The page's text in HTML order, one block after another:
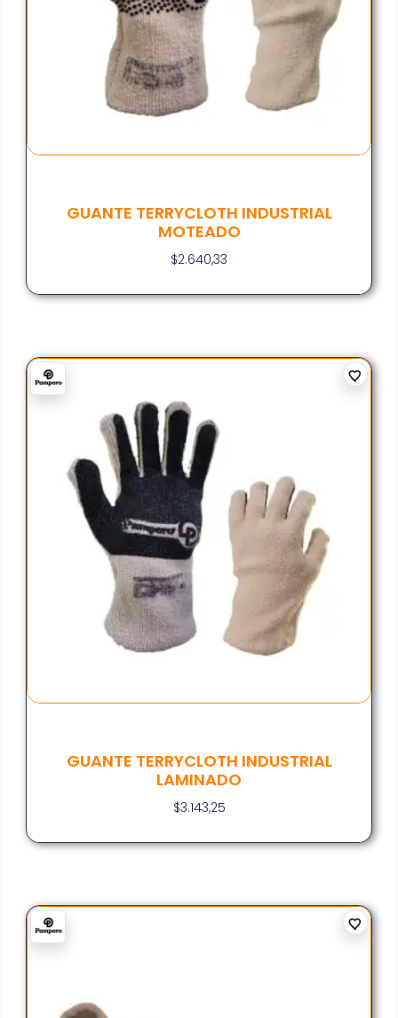
GUANTE TERRYCLOTH INDUSTRIAL
MOTEADO
$2.640,33
GUANTE TERRYCLOTH INDUSTRIAL
LAMINADO
$3.143,25